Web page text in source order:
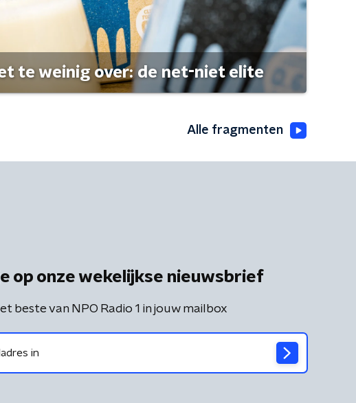
te weinig over: de net-niet elite
Alle fragmenten
op onze wekelijkse nieuwsbrief
beste van NPO Radio 1 in jouw mailbox